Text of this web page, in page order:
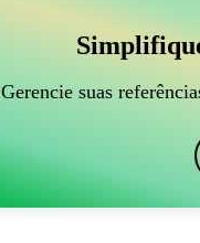
Gerencie suas